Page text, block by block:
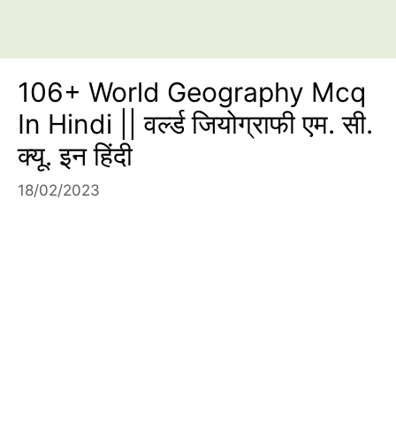
106+ World Geography Mcq
In Hindi || वर्ल्ड जियोग्राफी एम. सी.
क्यू. इन हिंदी
18/02/2023